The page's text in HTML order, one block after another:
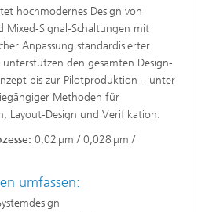
hochmodernes Design von
Mixed-Signal-Schaltungen mit
Anpassung standardisierter
unterstützen den gesamten Design-
bis zur Pilotproduktion – unter
Methoden für
Layout-Design und Verifikation.
0,02 μm / 0,028 μm /
umfassen: